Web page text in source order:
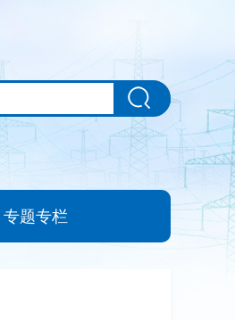
专题专栏